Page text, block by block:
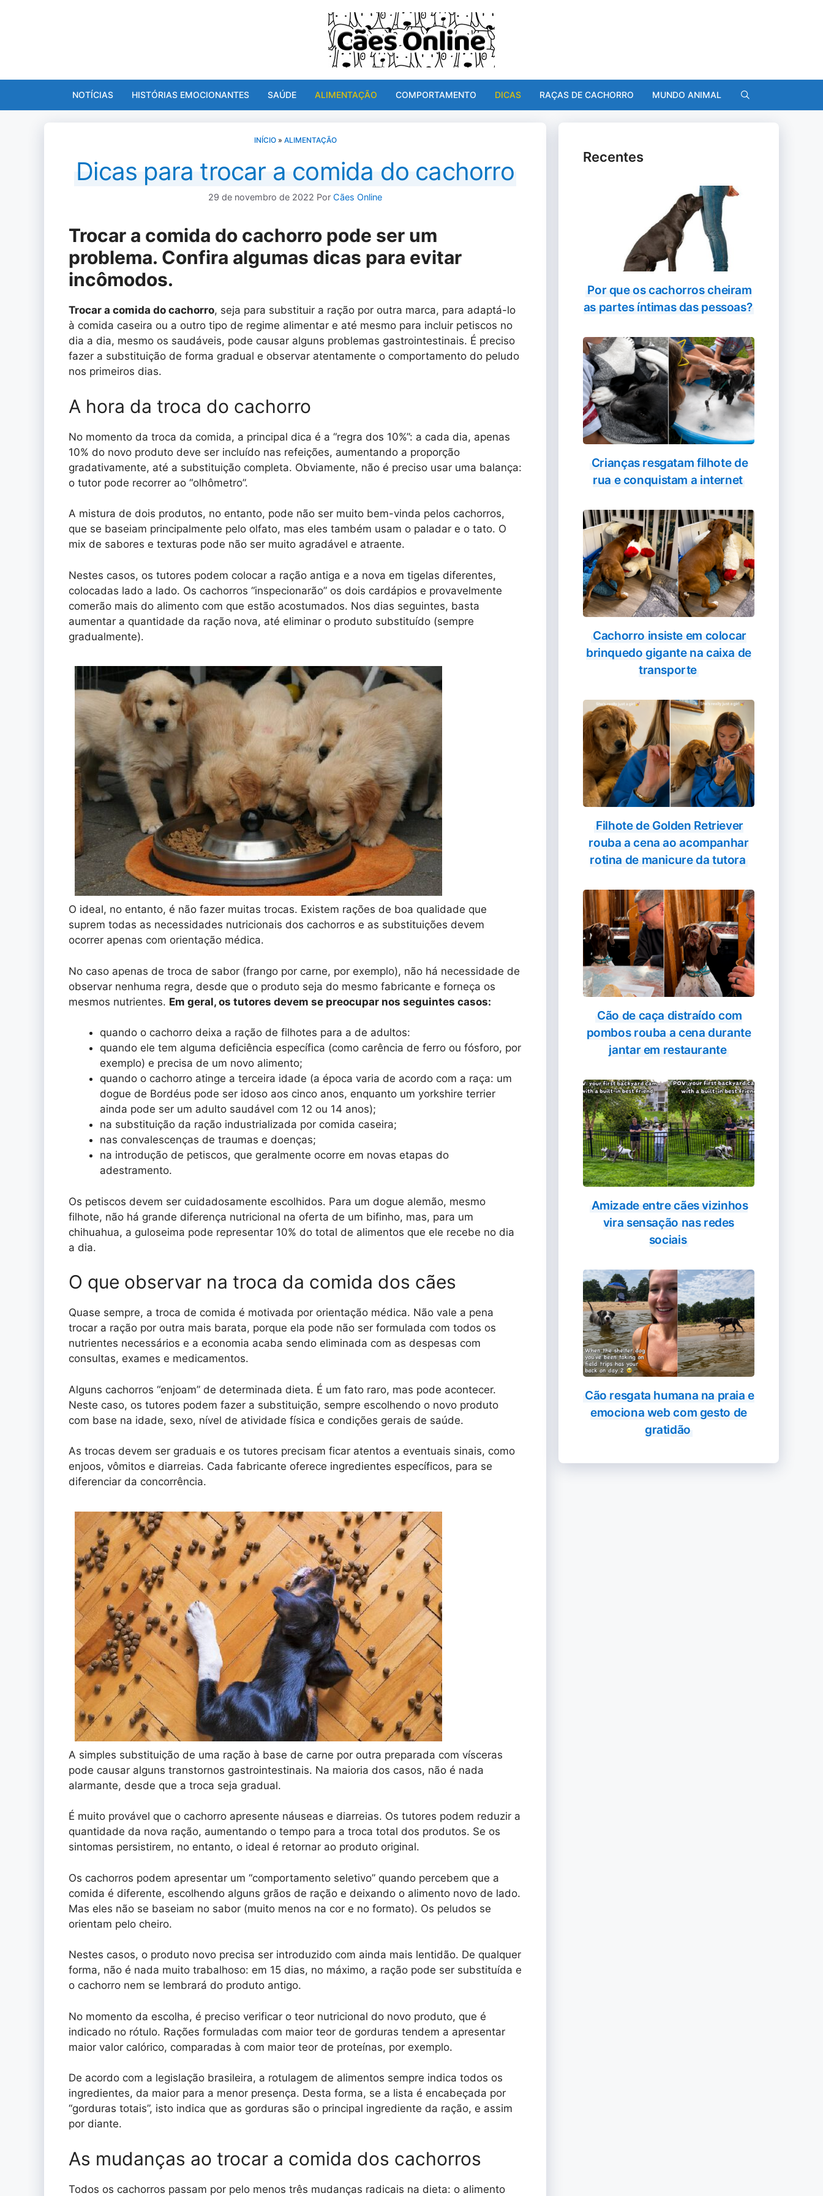
NOTÍCIAS HISTÓRIAS EMOCIONANTES SAÚDE ALIMENTAÇÃO COMPORTAMENTO DICAS RAÇAS DE CACHORRO MUNDO ANIMAL
INÍCIO» ALIMENTAÇÃO
Dicas para trocar a comida do cachorro
29 de novembro de 2022 Por Cães Online
Trocar a comida do cachorro pode ser um
problema. Confira algumas dicas para evitar
incômodos.
Trocar a comida do cachorro, seja para substituir a ração por outra marca, para adaptá-lo
à comida caseira ou a outro tipo de regime alimentar e até mesmo para incluir petiscos no
dia a dia, mesmo os saudáveis, pode causar alguns problemas gastrointestinais. É preciso
fazer a substituição de forma gradual e observar atentamente o comportamento do peludo
nos primeiros dias.
A hora da troca do cachorro
No momento da troca da comida, a principal dica é a “regra dos 10%”: a cada dia, apenas
10% do novo produto deve ser incluído nas refeições, aumentando a proporção
gradativamente, até a substituição completa. Obviamente, não é preciso usar uma balança:
o tutor pode recorrer ao “olhômetro”.
A mistura de dois produtos, no entanto, pode não ser muito bem-vinda pelos cachorros,
que se baseiam principalmente pelo olfato, mas eles também usam o paladar e o tato. O
mix de sabores e texturas pode não ser muito agradável e atraente.
Nestes casos, os tutores podem colocar a ração antiga e a nova em tigelas diferentes,
colocadas lado a lado. Os cachorros “inspecionarão” os dois cardápios e provavelmente
comerão mais do alimento com que estão acostumados. Nos dias seguintes, basta
aumentar a quantidade da ração nova, até eliminar o produto substituído (sempre
gradualmente).
O ideal, no entanto, é não fazer muitas trocas. Existem rações de boa qualidade que
suprem todas as necessidades nutricionais dos cachorros e as substituições devem
ocorrer apenas com orientação médica.
No caso apenas de troca de sabor (frango por carne, por exemplo), não há necessidade de
observar nenhuma regra, desde que o produto seja do mesmo fabricante e forneça os
mesmos nutrientes. Em geral, os tutores devem se preocupar nos seguintes casos:
quando o cachorro deixa a ração de filhotes para a de adultos:
quando ele tem alguma deficiência específica (como carência de ferro ou fósforo, por
exemplo) e precisa de um novo alimento;
quando o cachorro atinge a terceira idade (a época varia de acordo com a raça: um
dogue de Bordéus pode ser idoso aos cinco anos, enquanto um yorkshire terrier
ainda pode ser um adulto saudável com 12 ou 14 anos);
na substituição da ração industrializada por comida caseira;
nas convalescenças de traumas e doenças;
na introdução de petiscos, que geralmente ocorre em novas etapas do
adestramento.
Os petiscos devem ser cuidadosamente escolhidos. Para um dogue alemão, mesmo
filhote, não há grande diferença nutricional na oferta de um bifinho, mas, para um
chihuahua, a guloseima pode representar 10% do total de alimentos que ele recebe no dia
a dia.
O que observar na troca da comida dos cães
Quase sempre, a troca de comida é motivada por orientação médica. Não vale a pena
trocar a ração por outra mais barata, porque ela pode não ser formulada com todos os
nutrientes necessários e a economia acaba sendo eliminada com as despesas com
consultas, exames e medicamentos.
Alguns cachorros “enjoam” de determinada dieta. É um fato raro, mas pode acontecer.
Neste caso, os tutores podem fazer a substituição, sempre escolhendo o novo produto
com base na idade, sexo, nível de atividade física e condições gerais de saúde.
As trocas devem ser graduais e os tutores precisam ficar atentos a eventuais sinais, como
enjoos, vômitos e diarreias. Cada fabricante oferece ingredientes específicos, para se
diferenciar da concorrência.
A simples substituição de uma ração à base de carne por outra preparada com vísceras
pode causar alguns transtornos gastrointestinais. Na maioria dos casos, não é nada
alarmante, desde que a troca seja gradual.
É muito provável que o cachorro apresente náuseas e diarreias. Os tutores podem reduzir a
quantidade da nova ração, aumentando o tempo para a troca total dos produtos. Se os
sintomas persistirem, no entanto, o ideal é retornar ao produto original.
Os cachorros podem apresentar um “comportamento seletivo” quando percebem que a
comida é diferente, escolhendo alguns grãos de ração e deixando o alimento novo de lado.
Mas eles não se baseiam no sabor (muito menos na cor e no formato). Os peludos se
orientam pelo cheiro.
Nestes casos, o produto novo precisa ser introduzido com ainda mais lentidão. De qualquer
forma, não é nada muito trabalhoso: em 15 dias, no máximo, a ração pode ser substituída e
o cachorro nem se lembrará do produto antigo.
No momento da escolha, é preciso verificar o teor nutricional do novo produto, que é
indicado no rótulo. Rações formuladas com maior teor de gorduras tendem a apresentar
maior valor calórico, comparadas à com maior teor de proteínas, por exemplo.
De acordo com a legislação brasileira, a rotulagem de alimentos sempre indica todos os
ingredientes, da maior para a menor presença. Desta forma, se a lista é encabeçada por
“gorduras totais”, isto indica que as gorduras são o principal ingrediente da ração, e assim
por diante.
As mudanças ao trocar a comida dos cachorros
Todos os cachorros passam por pelo menos três mudanças radicais na dieta: o alimento
Recentes
Por que os cachorros cheiram
as partes íntimas das pessoas?
Crianças resgatam filhote de
rua e conquistam a internet
Cachorro insiste em colocar
brinquedo gigante na caixa de
transporte
Filhote de Golden Retriever
rouba a cena ao acompanhar
rotina de manicure da tutora
Cão de caça distraído com
pombos rouba a cena durante
jantar em restaurante
Amizade entre cães vizinhos
vira sensação nas redes
sociais
Cão resgata humana na praia e
emociona web com gesto de
gratidão